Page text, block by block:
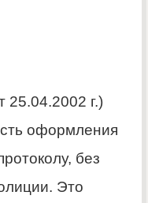
г.)
оформления
без
Это